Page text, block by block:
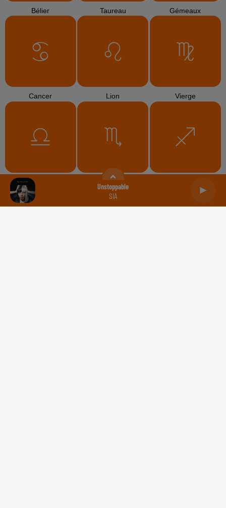
Unstoppable
SIA
Bélier Taureau Gémeaux
Cancer Lion Vierge
Balance Scorpion